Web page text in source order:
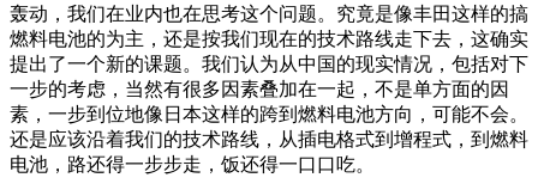
轰动，我们在业内也在思考这个问题。究竟是像丰田这样的搞
燃料电池的为主，还是按我们现在的技术路线走下去，这确实
提出了一个新的课题。我们认为从中国的现实情况，包括对下
一步的考虑，当然有很多因素叠加在一起，不是单方面的因
素，一步到位地像日本这样的跨到燃料电池方向，可能不会。
还是应该沿着我们的技术路线，从插电格式到增程式，到燃料
电池，路还得一步步走，饭还得一口口吃。